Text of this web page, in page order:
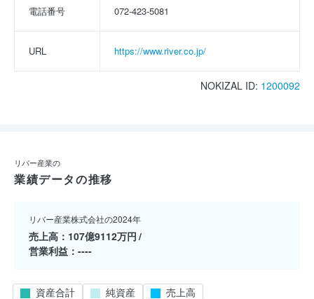
電話番号 072-423-5081
URL https://www.river.co.jp/
NOKIZAL ID: 1200092
リバー産業の
業績データの推移
リバー産業株式会社の2024年
売上高
107億9112万円
営業利益
----
資産合計 純資産
売上高